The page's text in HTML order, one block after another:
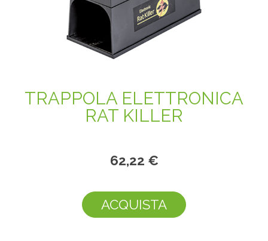
TRAPPOLA ELETTRONICA
RAT KILLER
62,22 €
ACQUISTA